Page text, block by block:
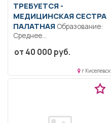
ТРЕБУЕТСЯ -
МЕДИЦИНСКАЯ СЕСТРА
ПАЛАТНАЯ
Среднее
Коммуникабельность.
Дисциплинированность..
Выполнение должностных
обязанностей согласно...
от 40 000 руб.
г Киселевск